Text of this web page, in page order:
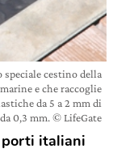
cestino della
e che raccoglie
da 5 a 2 mm di
0,3 mm. © LifeGate
porti italiani